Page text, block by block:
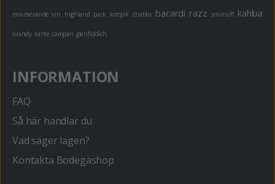
mousserande vin highland park konjak chablis bacardi razz smirnoff kahlua
brandy xante campari glenfiddich
INFORMATION
FAQ
Så här handlar du
Vad säger lagen?
Kontakta Bodegashop